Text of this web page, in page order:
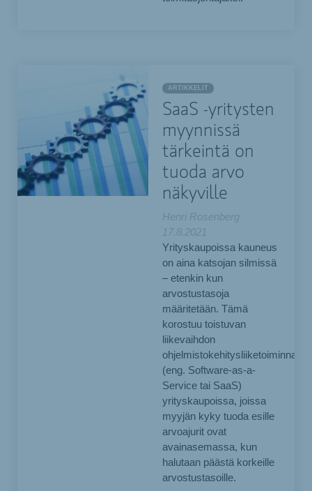
ARTIKKELIT
SaaS -yritysten
myynnissä
tärkeintä on
tuoda arvo
näkyville
Henri Rosenberg
17.8.2021
Yrityskaupoissa kauneus
on aina katsojan silmissä
– etenkin kun
arvostustasoja
määritetään. Tämä
korostuu toistuvan
liikevaihdon
ohjelmistokehitysliiketoiminnan
(eng. Software-as-a-
Service tai SaaS)
yrityskaupoissa, joissa
myyjän kyky tuoda esille
arvoajurit ovat
avainasemassa, kun
halutaan päästä korkeille
arvostustasoille.